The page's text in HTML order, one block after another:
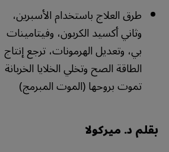
طرق العلاج باستخدام الأسبرين،
وثاني أكسيد الكربون، وفيتامينات
بي، وتعديل الهرمونات، ترجع إنتاج
الطاقة الصح وتخلي الخلايا الخربانة
تموت بروحها (الموت المبرمج)
بقلم د. ميركولا